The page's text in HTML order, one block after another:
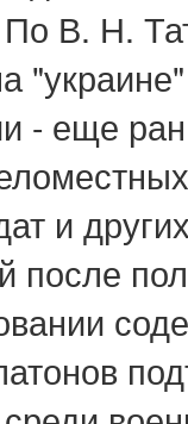
По В. Н.
- еще
и
после